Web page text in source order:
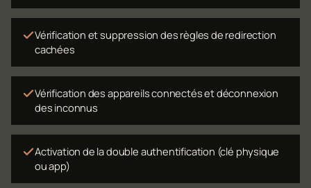
Vérification et suppression des règles de redirection
cachées
Vérification des appareils connectés et déconnexion
des inconnus
Activation de la double authentification (clé physique
ou app)